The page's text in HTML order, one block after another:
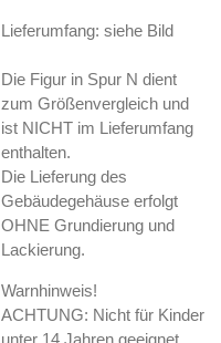
Lieferumfang: siehe Bild
Die Figur in Spur N dient
zum Größenvergleich und
ist NICHT im Lieferumfang
enthalten.
Die Lieferung des
Gebäudegehäuse erfolgt
OHNE Grundierung und
Lackierung.
Warnhinweis!
ACHTUNG: Nicht für Kinder
unter 14 Jahren geeignet.